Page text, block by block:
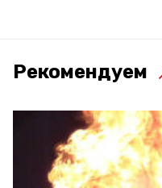
Рекомендуем